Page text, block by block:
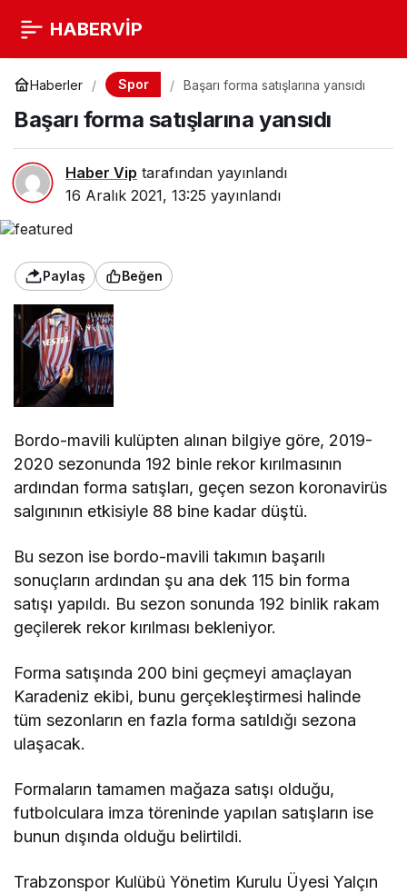
HABERVİP
Haberler Spor Başarı forma satışlarına yansıdı
Başarı forma satışlarına yansıdı
Haber Vip tarafından yayınlandı
16 Aralık 2021, 13:25 yayınlandı
Paylaş Beğen
Bordo-mavili kulüpten alınan bilgiye göre, 2019-
2020 sezonunda 192 binle rekor kırılmasının
ardından forma satışları, geçen sezon koronavirüs
salgınının etkisiyle 88 bine kadar düştü.
Bu sezon ise bordo-mavili takımın başarılı
sonuçların ardından şu ana dek 115 bin forma
satışı yapıldı. Bu sezon sonunda 192 binlik rakam
geçilerek rekor kırılması bekleniyor.
Forma satışında 200 bini geçmeyi amaçlayan
Karadeniz ekibi, bunu gerçekleştirmesi halinde
tüm sezonların en fazla forma satıldığı sezona
ulaşacak.
Formaların tamamen mağaza satışı olduğu,
futbolculara imza töreninde yapılan satışların ise
bunun dışında olduğu belirtildi.
Trabzonspor Kulübü Yönetim Kurulu Üyesi Yalçın